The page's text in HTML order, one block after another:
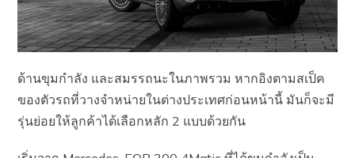
ด้านขุมกำลัง และสมรรถนะในภาพรวม หากอิงตามสเป็ค
ของตัวรถที่วางจำหน่ายในต่างประเทศก่อนหน้านี้ มันก็จะมี
รุ่นย่อยให้ลูกค้าได้เลือกหลัก 2 แบบด้วยกัน